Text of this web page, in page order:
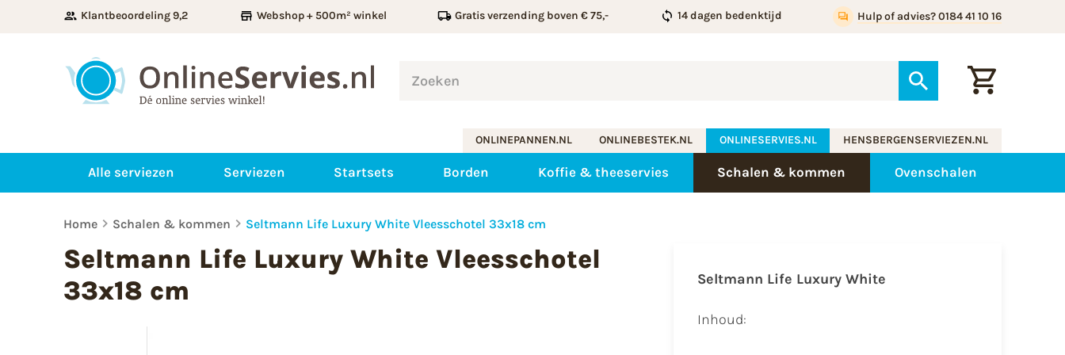
Klantbeoordeling 9,2 Webshop + 500m² winkel Gratis verzending boven € 75,- 14 dagen bedenktijd Hulp of advies? 0184 41 10 16
ONLINEPANNEN.NL ONLINEBESTEK.NL ONLINESERVIES.NL HENSBERGENSERVIEZEN.NL
Alle serviezen Serviezen Startsets Borden Koffie & theeservies Schalen & kommen Ovenschalen
Home Schalen & kommen Seltmann Life Luxury White Vleesschotel 33x18 cm
Seltmann Life Luxury White Vleesschotel
33x18 cm
Seltmann Life Luxury White
Inhoud: